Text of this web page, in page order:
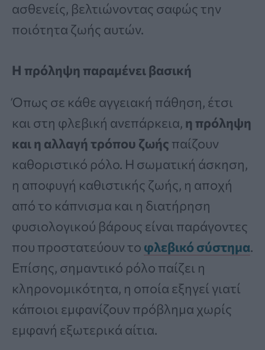
ασθενείς, βελτιώνοντας σαφώς την
ποιότητα ζωής αυτών.
Η πρόληψη παραμένει βασική
Όπως σε κάθε αγγειακή πάθηση, έτσι
και στη φλεβική ανεπάρκεια, η πρόληψη
και η αλλαγή τρόπου ζωής παίζουν
καθοριστικό ρόλο. Η σωματική άσκηση,
η αποφυγή καθιστικής ζωής, η αποχή
από το κάπνισμα και η διατήρηση
φυσιολογικού βάρους είναι παράγοντες
που προστατεύουν το φλεβικό σύστημα.
Επίσης, σημαντικό ρόλο παίζει η
κληρονομικότητα, η οποία εξηγεί γιατί
κάποιοι εμφανίζουν πρόβλημα χωρίς
εμφανή εξωτερικά αίτια.